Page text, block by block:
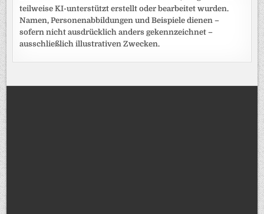
teilweise KI-unterstützt erstellt oder bearbeitet wurden.
Namen, Personenabbildungen und Beispiele dienen –
sofern nicht ausdrücklich anders gekennzeichnet –
ausschließlich illustrativen Zwecken.